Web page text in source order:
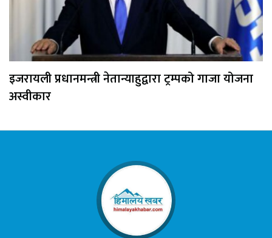
इजरायली प्रधानमन्त्री नेतान्याहुद्वारा ट्रम्पको गाजा योजना
अस्वीकार